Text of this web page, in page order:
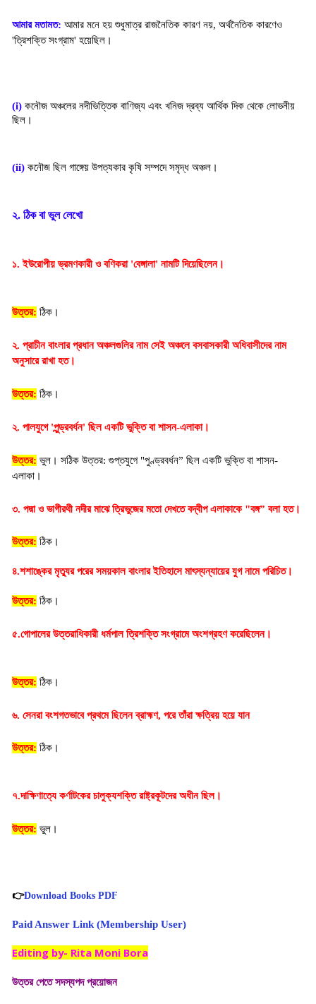
আমার মতামত: আমার মনে হয় শুধুমাত্র রাজনৈতিক কারণ নয়, অর্থনৈতিক কারণেও
'ত্রিশক্তি সংগ্রাম' হয়েছিল।
(i) কনৌজ অঞ্চলের নদীভিত্তিক বাণিজ্য এবং খনিজ দ্রব্য আর্থিক দিক থেকে লোভনীয়
ছিল।
(ii) কনৌজ ছিল গাঙ্গেয় উপত্যকার কৃষি সম্পদে সমৃদ্ধ অঞ্চল।
২. ঠিক বা ভুল লেখো
১. ইউরোপীয় ভ্রমণকারী ও বণিকরা 'বেঙ্গালা' নামটি দিয়েছিলেন।
উত্তর: ঠিক।
২. প্রাচীন বাংলার প্রধান অঞ্চলগুলির নাম সেই অঞ্চলে বসবাসকারী অধিবাসীদের নাম
অনুসারে রাখা হত।
উত্তর: ঠিক।
২. পালযুগে 'পুন্ড্রবর্ধন' ছিল একটি ভুক্তি বা শাসন-এলাকা।
উত্তর: ভুল। সঠিক উত্তর: গুপ্তযুগে "পুণ্ড্রবর্ধন” ছিল একটি ভুক্তি বা শাসন-
এলাকা।
৩. পদ্মা ও ভাগীরথী নদীর মাঝে ত্রিভুজের মতো দেখতে বদ্বীপ এলাকাকে "বঙ্গ” বলা হত।
উত্তর: ঠিক।
৪.শশাঙ্কের মৃত্যুর পরের সময়কাল বাংলার ইতিহাসে মাৎস্যন্যায়ের যুগ নামে পরিচিত।
উত্তর: ঠিক।
৫.গোপালের উত্তরাধিকারী ধর্মপাল ত্রিশক্তি সংগ্রামে অংশগ্রহণ করেছিলেন।
উত্তর: ঠিক।
৬. সেনরা বংশগতভাবে প্রথমে ছিলেন ব্রাহ্মণ, পরে তাঁরা ক্ষত্রিয় হয়ে যান
উত্তর: ঠিক।
৭.দাক্ষিণাত্যে কর্ণাটকের চালুক্যশক্তি রাষ্ট্রকূটদের অধীন ছিল।
উত্তর: ভুল।
👉Download Books PDF
Paid Answer Link (Membership User)
Editing by- Rita Moni Bora
উত্তর পেতে সদস্যপদ প্রয়োজন